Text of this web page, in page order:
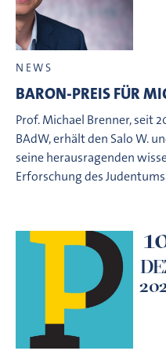
NEWS
BARON-PREIS FÜR
Prof. Michael Brenner, seit
BAdW, erhält den Salo W.
seine herausragenden
Erforschung des